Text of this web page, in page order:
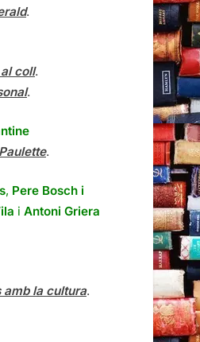
.
coll.
.
.
, Pere Bosch i
i Antoni Griera
amb la cultura.